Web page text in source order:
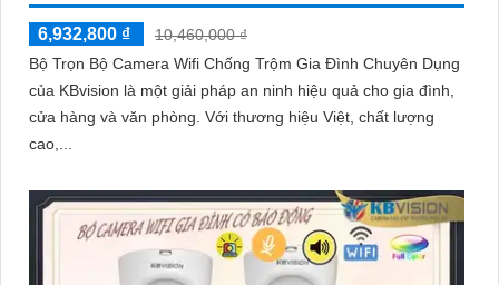
6,932,800 ₫
10,460,000 ₫
Bộ Trọn Bộ Camera Wifi Chống Trộm Gia Đình Chuyên Dụng
của KBvision là một giải pháp an ninh hiệu quả cho gia đình,
cửa hàng và văn phòng. Với thương hiệu Việt, chất lượng
cao,...